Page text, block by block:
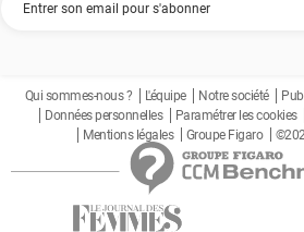
Qui sommes-nous ? L'équipe Notre société
Données personnelles
Paramétrer les cookies
Mentions légales
Groupe Figaro